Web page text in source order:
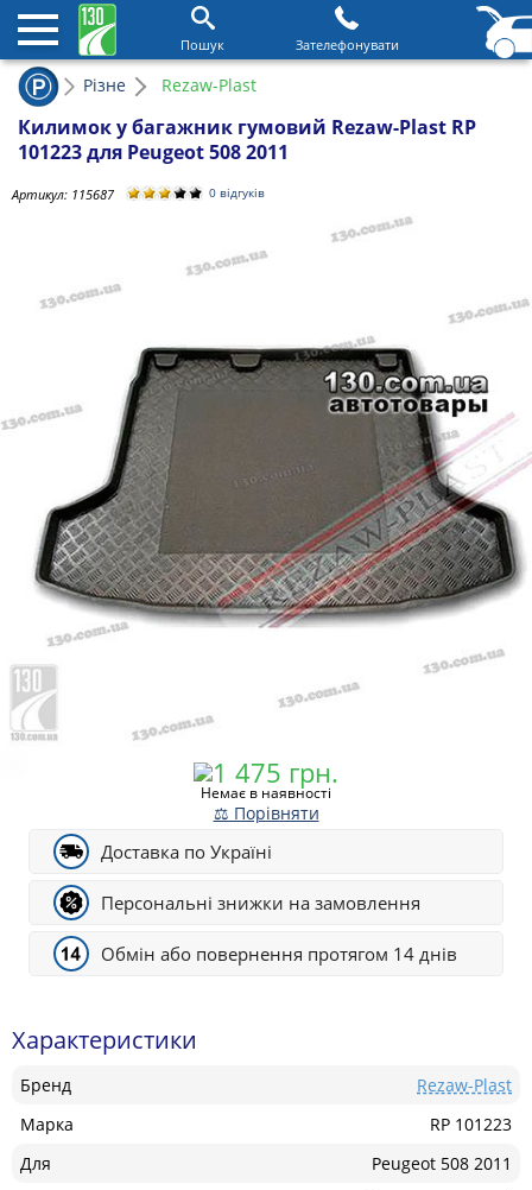
Пошук Зателефонувати
Різне Rezaw-Plast
Килимок у багажник гумовий Rezaw-Plast RP
101223 для Peugeot 508 2011
Артикул: 115687 0 відгуків
Немає в наявності
⚖ Порівняти
Доставка по Україні
Персональні знижки на замовлення
Обмін або повернення протягом 14 днів
Характеристики
Бренд
Rezaw-Plast
Марка
RP 101223
Для
Peugeot 508 2011